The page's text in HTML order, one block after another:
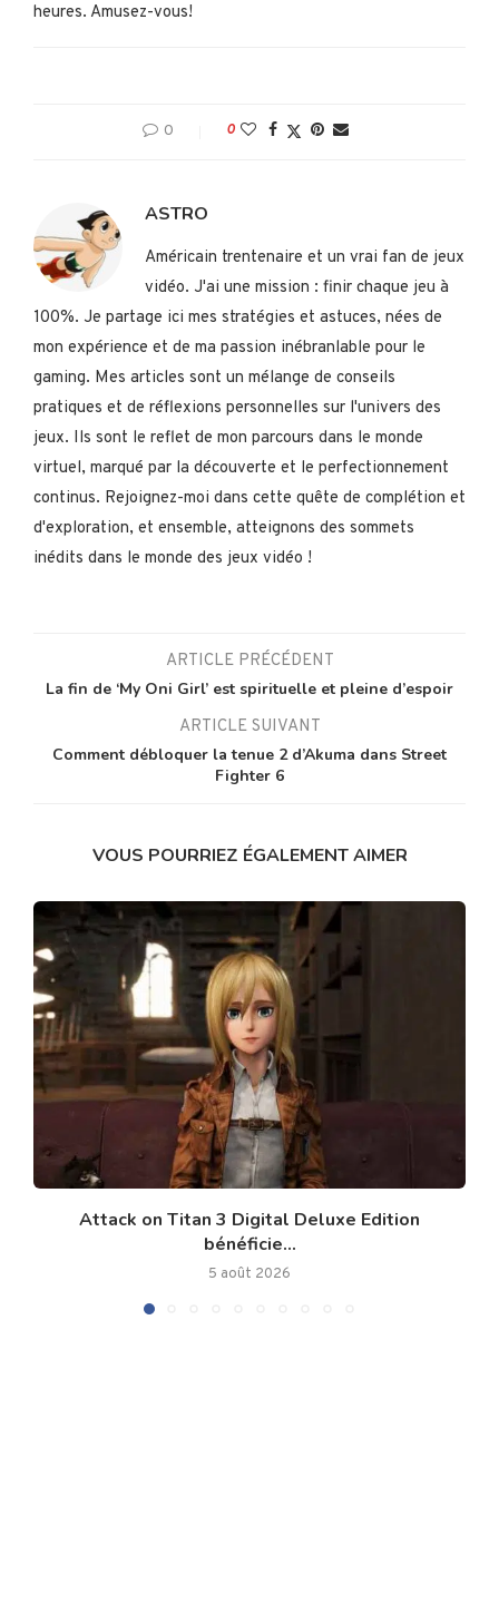
heures. Amusez-vous!
0 0
ASTRO
Américain trentenaire et un vrai fan de jeux
vidéo. J'ai une mission : finir chaque jeu à
100%. Je partage ici mes stratégies et astuces, nées de
mon expérience et de ma passion inébranlable pour le
gaming. Mes articles sont un mélange de conseils
pratiques et de réflexions personnelles sur l'univers des
jeux. Ils sont le reflet de mon parcours dans le monde
virtuel, marqué par la découverte et le perfectionnement
continus. Rejoignez-moi dans cette quête de complétion et
d'exploration, et ensemble, atteignons des sommets
inédits dans le monde des jeux vidéo !
ARTICLE PRÉCÉDENT
La fin de ‘My Oni Girl’ est spirituelle et pleine d’espoir
ARTICLE SUIVANT
Comment débloquer la tenue 2 d’Akuma dans Street
Fighter 6
VOUS POURRIEZ ÉGALEMENT AIMER
Attack on Titan 3 Digital Deluxe Edition
bénéficie...
5 août 2026